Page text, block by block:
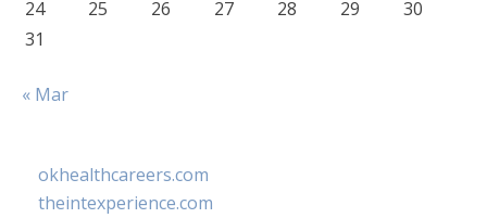
24 25 26 27 28 29
30
31
« Mar
okhealthcareers.com
theintexperience.com